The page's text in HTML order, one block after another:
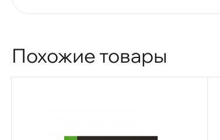
Похожие товары